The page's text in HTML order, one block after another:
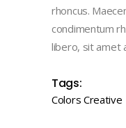
rhoncus.
condimentum
libero, sit amet
Tags:
Colors Creative